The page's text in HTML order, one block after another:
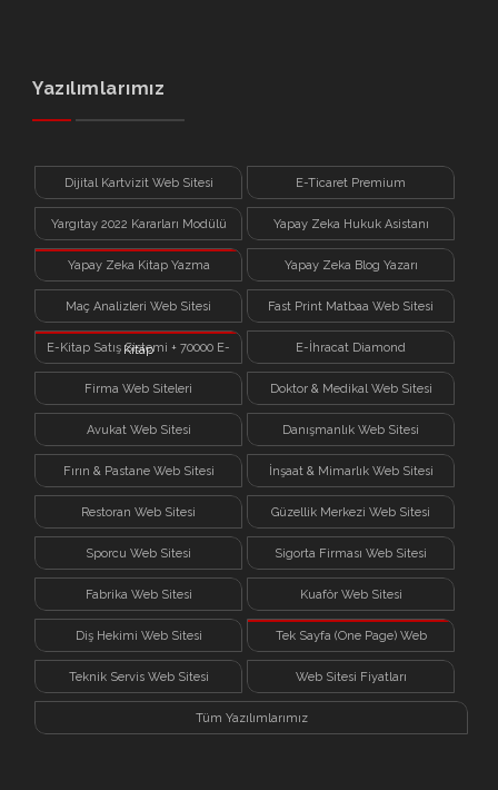
Yazılımlarımız
Dijital Kartvizit Web Sitesi E-Ticaret Premium
Yargıtay 2022 Kararları Modülü Yapay Zeka Hukuk Asistanı
Yapay Zeka Kitap Yazma
Sistemi
Yapay Zeka Blog Yazarı
Maç Analizleri Web Sitesi Fast Print Matbaa Web Sitesi
E-Kitap Satış Sistemi + 70000 E-
Kitap
E-İhracat Diamond
Firma Web Siteleri Doktor & Medikal Web Sitesi
Avukat Web Sitesi Danışmanlık Web Sitesi
Fırın & Pastane Web Sitesi İnşaat & Mimarlık Web Sitesi
Restoran Web Sitesi Güzellik Merkezi Web Sitesi
Sporcu Web Sitesi Sigorta Firması Web Sitesi
Fabrika Web Sitesi Kuaför Web Sitesi
Diş Hekimi Web Sitesi Tek Sayfa (One Page) Web
Sitesi
Teknik Servis Web Sitesi Web Sitesi Fiyatları
Tüm Yazılımlarımız